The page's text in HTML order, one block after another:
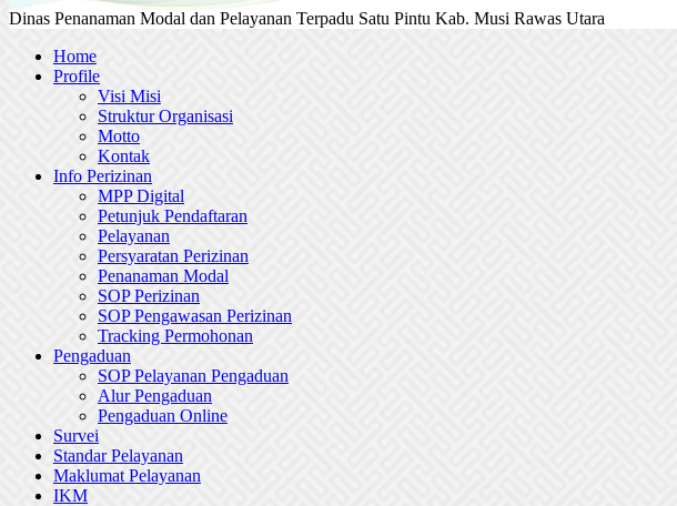
Dinas Penanaman Modal dan Pelayanan Terpadu Satu Pintu Kab. Musi Rawas Utara
Home
Profile
Visi Misi
Struktur Organisasi
Motto
Kontak
Info Perizinan
MPP Digital
Petunjuk Pendaftaran
Pelayanan
Persyaratan Perizinan
Penanaman Modal
SOP Perizinan
SOP Pengawasan Perizinan
Tracking Permohonan
Pengaduan
SOP Pelayanan Pengaduan
Alur Pengaduan
Pengaduan Online
Survei
Standar Pelayanan
Maklumat Pelayanan
IKM